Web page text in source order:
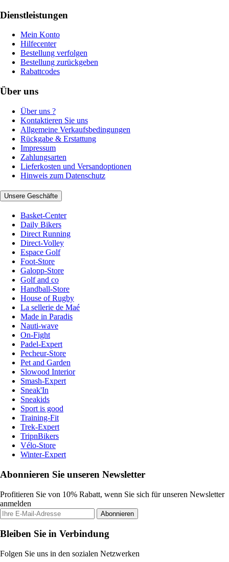
Dienstleistungen
Mein Konto
Hilfecenter
Bestellung verfolgen
Bestellung zurückgeben
Rabattcodes
Über uns
Über uns ?
Kontaktieren Sie uns
Allgemeine Verkaufsbedingungen
Rückgabe & Erstattung
Impressum
Zahlungsarten
Lieferkosten und Versandoptionen
Hinweis zum Datenschutz
Unsere Geschäfte
Basket-Center
Daily Bikers
Direct Running
Direct-Volley
Espace Golf
Foot-Store
Galopp-Store
Golf and co
Handball-Store
House of Rugby
La sellerie de Maé
Made in Paradis
Nauti-wave
On-Fight
Padel-Expert
Pecheur-Store
Pet and Garden
Slowood Interior
Smash-Expert
Sneak'In
Sneakids
Sport is good
Training-Fit
Trek-Expert
TripnBikers
Vélo-Store
Winter-Expert
Abonnieren Sie unseren Newsletter
Profitieren Sie von 10% Rabatt, wenn Sie sich für unseren Newsletter
anmelden
Abonnieren
Bleiben Sie in Verbindung
Folgen Sie uns in den sozialen Netzwerken